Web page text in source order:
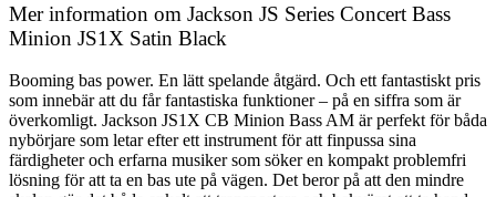
Mer information om Jackson JS Series Concert Bass
Minion JS1X Satin Black
Booming bas power. En lätt spelande åtgärd. Och ett fantastiskt pris
som innebär att du får fantastiska funktioner – på en siffra som är
överkomligt. Jackson JS1X CB Minion Bass AM är perfekt för båda
nybörjare som letar efter ett instrument för att finpussa sina
färdigheter och erfarna musiker som söker en kompakt problemfri
lösning för att ta en bas ute på vägen. Det beror på att den mindre